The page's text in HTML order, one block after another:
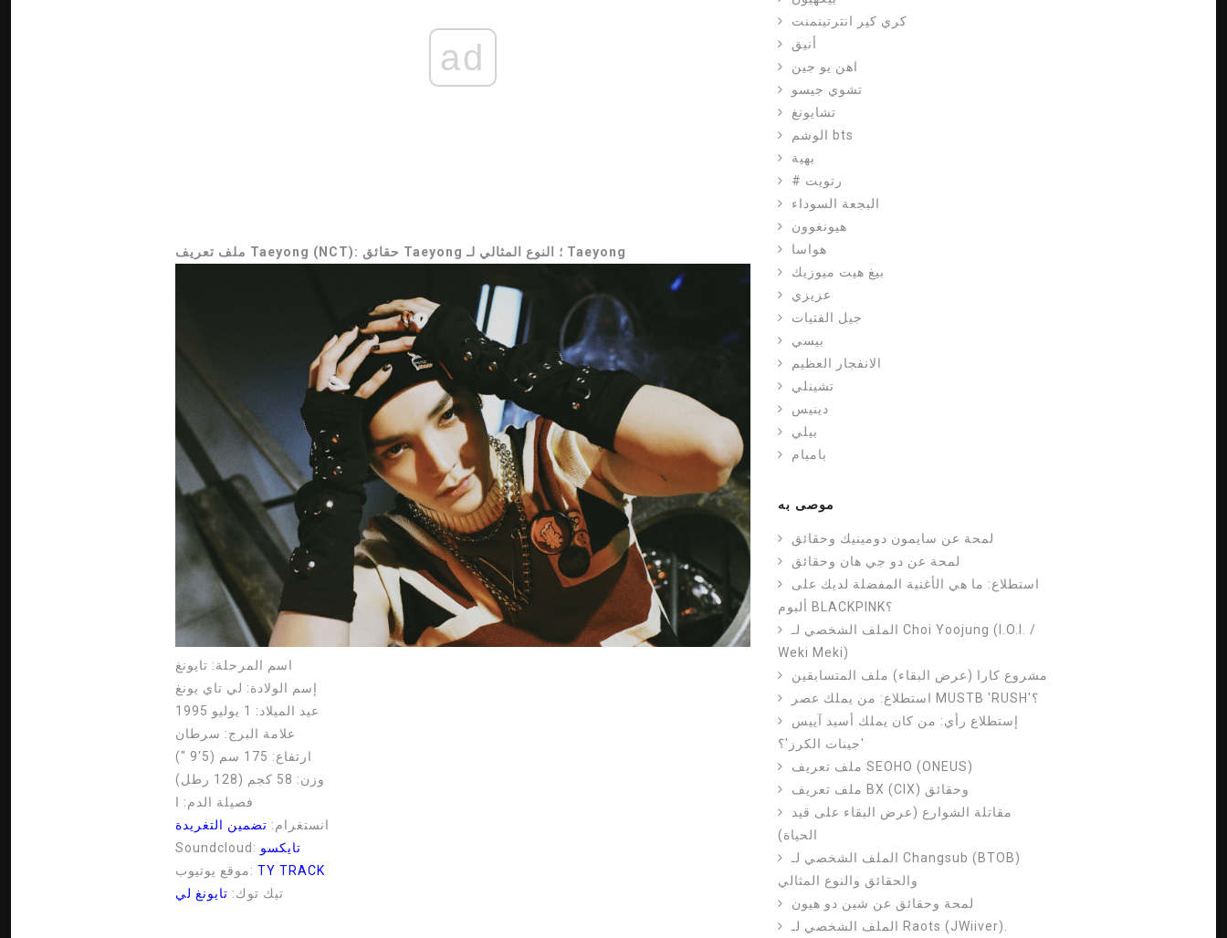
ad
ملف تعريف Taeyong (NCT): حقائق Taeyong ؛ النوع المثالي لـ Taeyong
اسم المرحلة: تايونغ
إسم الولادة: لي تاي يونغ
عيد الميلاد:
علامة البرج: سرطان
ارتفاع:
وزن:
فصيلة الدم: ا
انستغرام: تضمين التغريدة
Soundcloud: تايكسو
موقع يوتيوب: TY TRACK
تيك توك: تايونغ لي
كري كير انترتينمنت
أنيق
اهن يو جين
تشوي جيسو
تشايونغ
الوشم bts
بهية
# رتويت
البجعة السوداء
هيونغوون
هواسا
بيغ هيت ميوزيك
عزيزي
جيل الفتيات
بيسي
الانفجار العظيم
تشينلي
دينيس
بيلي
بامبام
موصى به
لمحة عن سايمون دومينيك وحقائق
لمحة عن دو جي هان وحقائق
استطلاع: ما هي الأغنية المفضلة لديك على
ألبوم BLACKPINK؟
الملف الشخصي لـ Choi Yoojung (I.O.I. /
Weki Meki)
مشروع كارا (عرض البقاء) ملف المتسابقين
استطلاع: من يملك عصر MUSTB 'RUSH'؟
إستطلاع رأي: من كان يملك أسيد آييس
'جينات الكرز'؟
ملف تعريف SEOHO (ONEUS)
ملف تعريف BX (CIX) وحقائق
مقاتلة الشوارع (عرض البقاء على قيد
الحياة)
الملف الشخصي لـ Changsub (BTOB)
والحقائق والنوع المثالي
لمحة وحقائق عن شين دو هيون
الملف الشخصي لـ Raots (JWiiver).